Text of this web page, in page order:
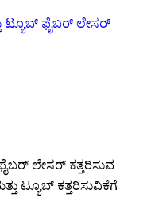
ಲೇಸರ್ ಕತ್ತರಿಸುವ
ಟ್ಯೂಬ್ ಕತ್ತರಿಸುವಿಕೆಗೆ